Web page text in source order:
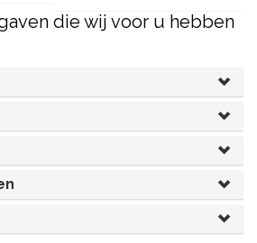
die wij voor u hebben